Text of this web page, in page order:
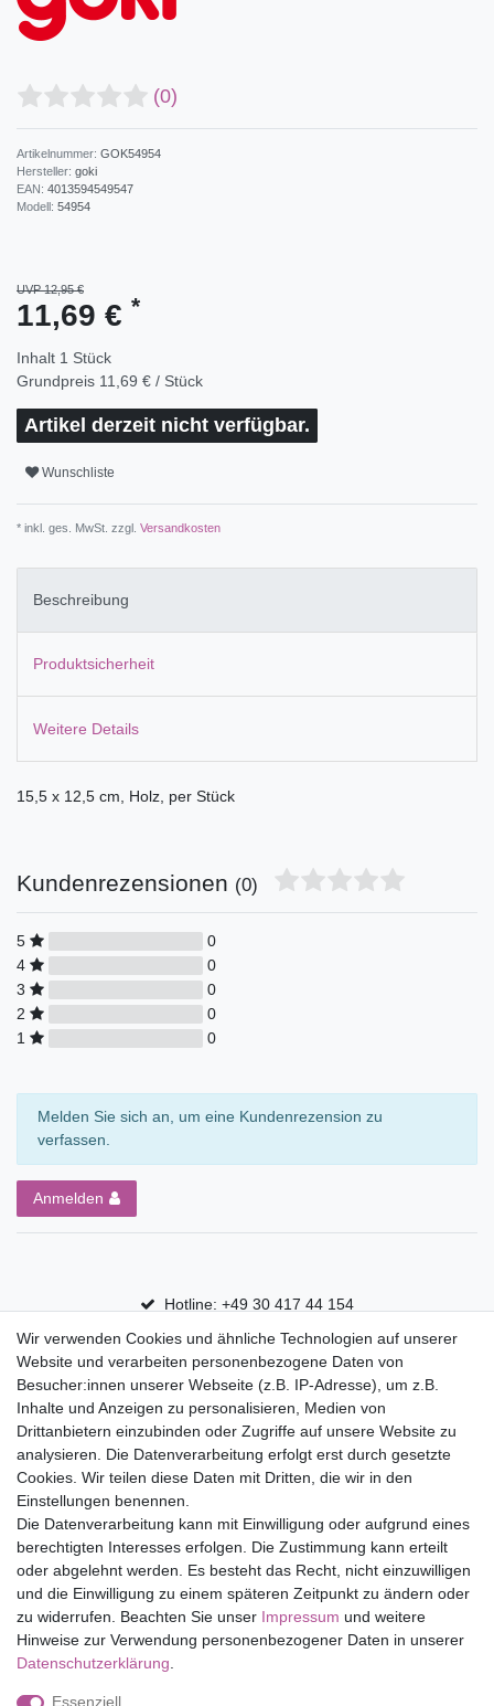
(0)
Artikelnummer: GOK54954
Hersteller: goki
EAN: 4013594549547
Modell: 54954
UVP 12,95 €
11,69 € *
Inhalt 1 Stück
Grundpreis 11,69 € / Stück
Artikel derzeit nicht verfügbar.
Wunschliste
* inkl. ges. MwSt. zzgl. Versandkosten
Beschreibung
Produktsicherheit
Weitere Details
15,5 x 12,5 cm, Holz, per Stück
Kundenrezensionen (0)
5
0
4
0
3
0
2
0
1
0
Melden Sie sich an, um eine Kundenrezension zu
verfassen.
Anmelden
Hotline: +49 30 417 44 154
30 Tage Rückgaberecht
Versandfrei ab 75 € in Deutschland
Top Marken
Eduplay
Folia Bringmann
Shop
Mein Konto
Service
Versandkosten
Wir verwenden Cookies und ähnliche Technologien auf unserer
Website und verarbeiten personenbezogene Daten von
Besucher:innen unserer Webseite (z.B. IP-Adresse), um z.B.
Inhalte und Anzeigen zu personalisieren, Medien von
Drittanbietern einzubinden oder Zugriffe auf unsere Website zu
analysieren. Die Datenverarbeitung erfolgt erst durch gesetzte
Cookies. Wir teilen diese Daten mit Dritten, die wir in den
Einstellungen benennen.
Die Datenverarbeitung kann mit Einwilligung oder aufgrund eines
berechtigten Interesses erfolgen. Die Zustimmung kann erteilt
oder abgelehnt werden. Es besteht das Recht, nicht einzuwilligen
und die Einwilligung zu einem späteren Zeitpunkt zu ändern oder
zu widerrufen. Beachten Sie unser Impressum und weitere
Hinweise zur Verwendung personenbezogener Daten in unserer
Daten­schutz­erklärung
Essenziell